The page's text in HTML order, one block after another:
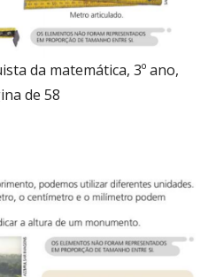
da matemática, 3º ano,
de 58